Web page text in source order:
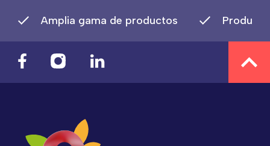
Amplia gama de productos